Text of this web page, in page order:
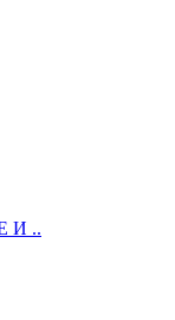
И ..